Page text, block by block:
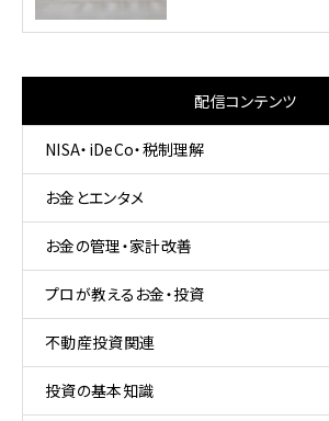
配信コンテンツ
NISA・iDeCo・税制理解
お金とエンタメ
お金の管理・家計改善
プロが教えるお金・投資
不動産投資関連
投資の基本知識